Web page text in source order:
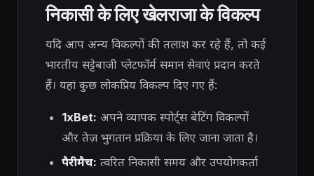
निकासी के लिए खेलराजा के विकल्प
यदि आप अन्य विकल्पों की तलाश कर रहे हैं, तो कई
भारतीय सट्टेबाजी प्लेटफॉर्म समान सेवाएं प्रदान करते
हैं। यहां कुछ लोकप्रिय विकल्प दिए गए हैं:
1xBet: अपने व्यापक स्पोर्ट्स बेटिंग विकल्पों
और तेज़ भुगतान प्रक्रिया के लिए जाना जाता है।
पैरीमैच: त्वरित निकासी समय और उपयोगकर्ता